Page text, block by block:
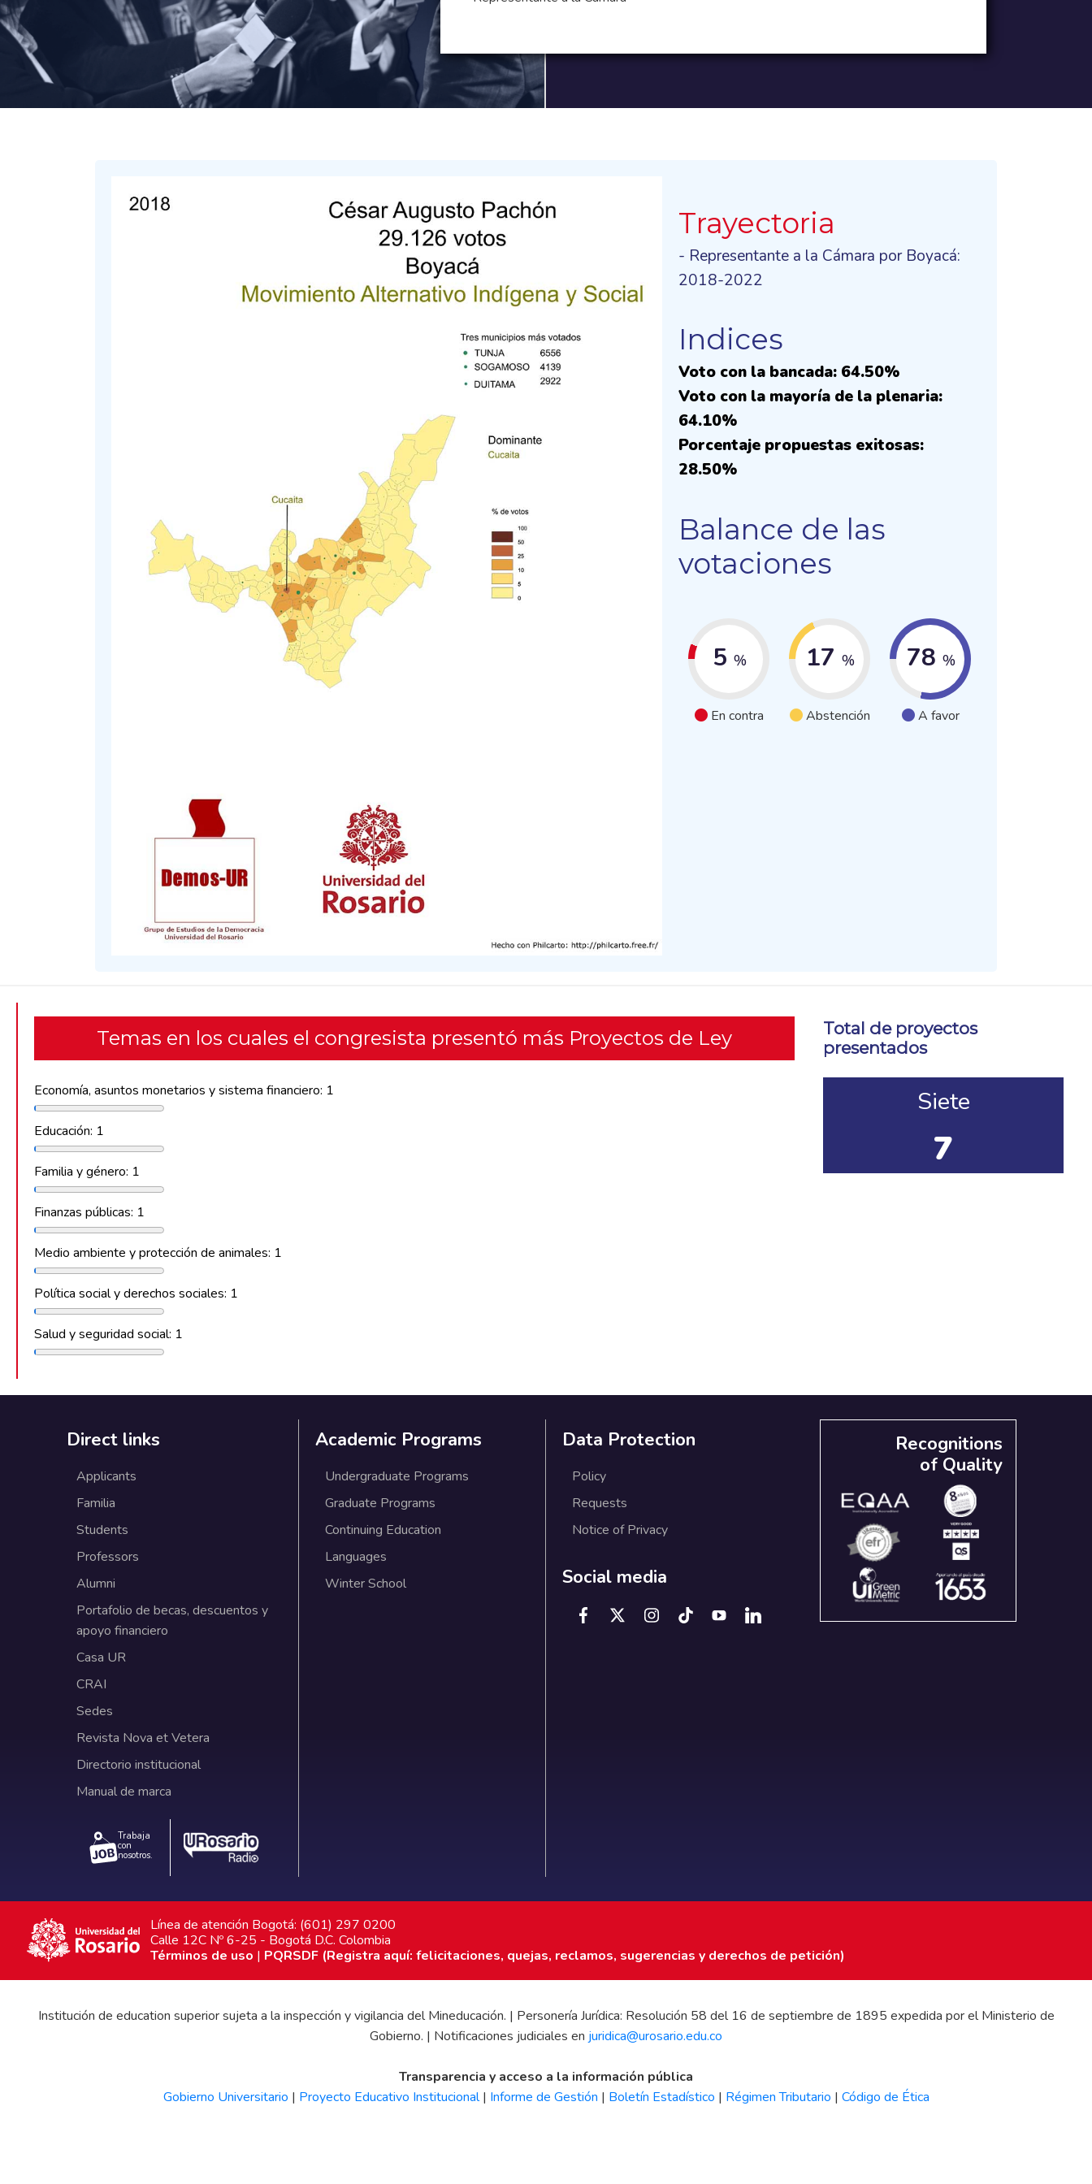
Trayectoria
- Representante a la Cámara por Boyacá:
2018-2022
Indices
Voto con la bancada: 64.50%
Voto con la mayoría de la plenaria:
64.10%
Porcentaje propuestas exitosas:
28.50%
Balance de las
votaciones
5 %
En contra
17 %
Abstención
78 %
A favor
Temas en los cuales el congresista presentó más Proyectos de Ley
Economía, asuntos monetarios y sistema financiero: 1
Educación: 1
Familia y género: 1
Finanzas públicas: 1
Medio ambiente y protección de animales: 1
Política social y derechos sociales: 1
Salud y seguridad social: 1
Total de proyectos
presentados
Siete
7
Direct links
Applicants
Familia
Students
Professors
Alumni
Portafolio de becas, descuentos y
apoyo financiero
Casa UR
CRAI
Sedes
Revista Nova et Vetera
Directorio institucional
Manual de marca
Trabaja
con
nosotros.
Academic Programs
Undergraduate Programs
Graduate Programs
Continuing Education
Languages
Winter School
Data Protection
Policy
Requests
Notice of Privacy
Social media
Recognitions
of Quality
Línea de atención Bogotá: (601) 297 0200
Calle 12C Nº 6-25 - Bogotá D.C. Colombia
Términos de uso | PQRSDF (Registra aquí: felicitaciones, quejas, reclamos, sugerencias y derechos de petición)
Institución de education superior sujeta a la inspección y vigilancia del Mineducación. | Personería Jurídica: Resolución 58 del 16 de septiembre de 1895 expedida por el Ministerio de
Gobierno. | Notificaciones judiciales en juridica@urosario.edu.co
Transparencia y acceso a la información pública
Gobierno Universitario | Proyecto Educativo Institucional| Informe de Gestión | Boletín Estadístico | Régimen Tributario | Código de Ética